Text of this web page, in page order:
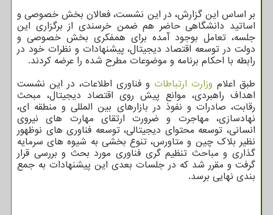
بر اساس این گزارش، در این نشست، فعالان بخش خصوصی و
اساتید دانشگاهی حاضر هم ضمن خرسندی از برگزاری این
جلسه، تعامل بوجود آمده برای همفکری بخش خصوصی و
دولت در توسعه اقتصاد دیجیتال، پیشنهادات و نظرات خود در
رابطه با احکام برنامه و موضوعات مطرح شده را عرضه کردند.
طبق اعلام وزارت ارتباطات و فناوری اطلاعات، در این نشست
اهداف راهبردی، موانع پیش روی اقتصاد دیجیتال، مبحث
رقابت، صادرات و نفوذ در بازارهای بین المللی و منطقه ای،
نهادسازی، مهاجرت و ضرورت ارتقای مهارت های نیروی
انسانی، توسعه محتوای دیجیتالی، توسعه فناوری های نوظهور
نظیر بلاک چین و متاورس، تنوع بخشی به شیوه های سرمایه
گذاری و مباحث تنظیم گری فناوری مورد بحث و بررسی قرار
گرفت و مقرر شد که در جلسات بعدی این پیشنهادات به جمع
بندی نهایی برسد.